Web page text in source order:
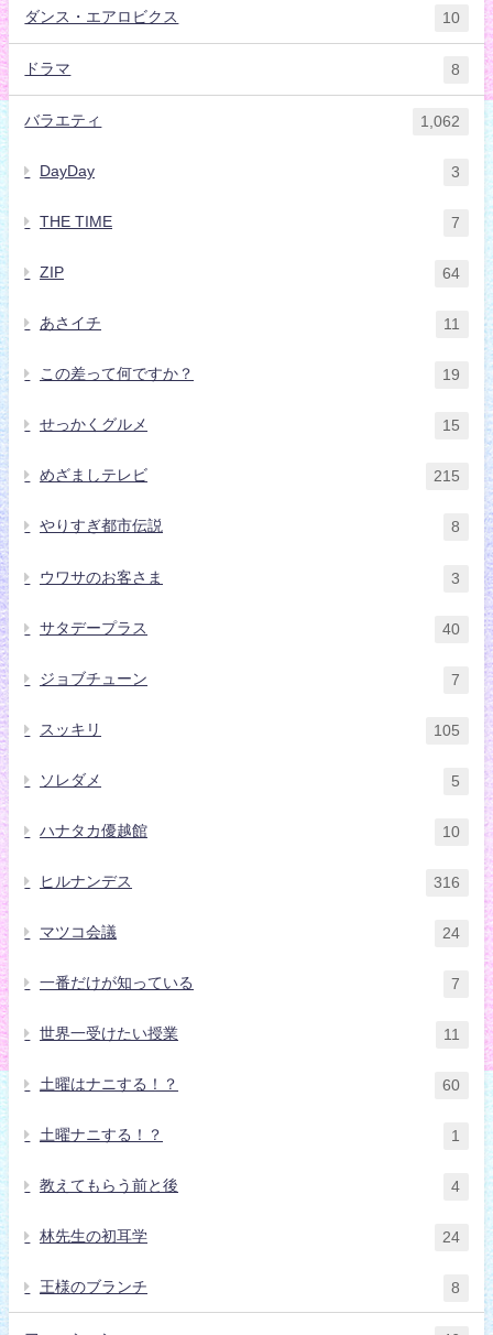
ダンス・エアロビクス 10
ドラマ 8
バラエティ 1,062
DayDay 3
THE TIME 7
ZIP 64
あさイチ 11
この差って何ですか？ 19
せっかくグルメ 15
めざましテレビ 215
やりすぎ都市伝説 8
ウワサのお客さま 3
サタデープラス 40
ジョブチューン 7
スッキリ 105
ソレダメ 5
ハナタカ優越館 10
ヒルナンデス 316
マツコ会議 24
一番だけが知っている 7
世界一受けたい授業 11
土曜はナニする！？ 60
土曜ナニする！？ 1
教えてもらう前と後 4
林先生の初耳学 24
王様のブランチ 8